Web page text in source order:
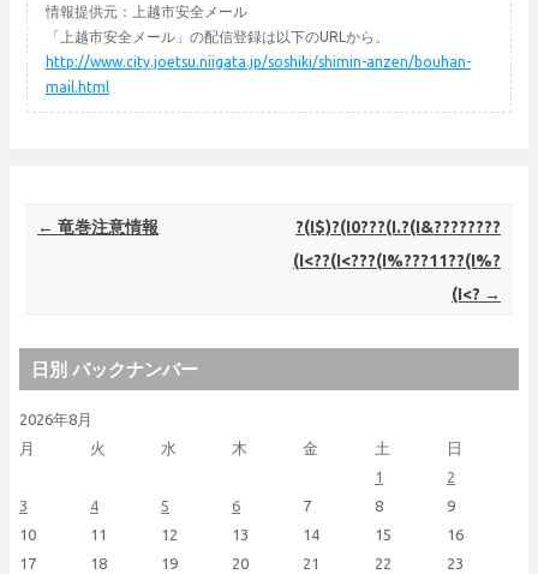
情報提供元：上越市安全メール
「上越市安全メール」の配信登録は以下のURLから。
http://www.city.joetsu.niigata.jp/soshiki/shimin-anzen/bouhan-
mail.html
Post navigation
← 竜巻注意情報
?(I$)?(I0???(I.?(I&????????
(I<??(I<???(I%???11??(I%?
(I<? →
日別 バックナンバー
2026年8月
月
火 水 木 金 土 日
1
2
3
4 5 6 7 8
9
10
11 12 13 14 15
16
17
18 19 20 21 22
23